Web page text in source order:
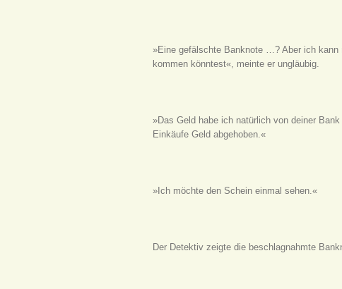
»Eine gefälschte Banknote …? Aber ich
kommen könntest«, meinte er ungläubig.
»Das Geld habe ich natürlich von deiner
Einkäufe Geld abgehoben.«
»Ich möchte den Schein einmal sehen.«
Der Detektiv zeigte die beschlagnahmte